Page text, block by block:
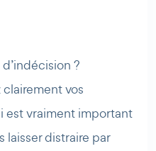
?
vos
est vraiment important
laisser distraire par